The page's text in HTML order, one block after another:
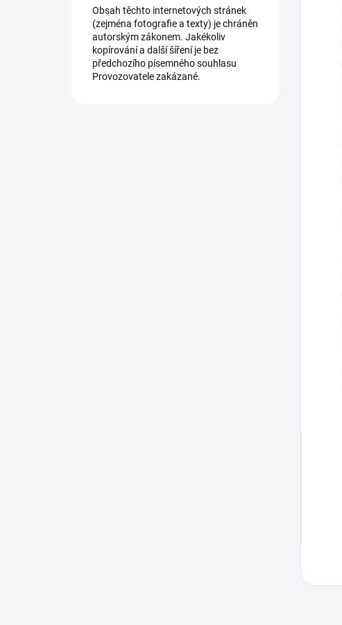
Obsah těchto internetových stránek
(zejména fotografie a texty) je chráněn
autorským zákonem. Jakékoliv
kopírování a další šíření je bez
předchozího písemného souhlasu
Provozovatele zakázané.